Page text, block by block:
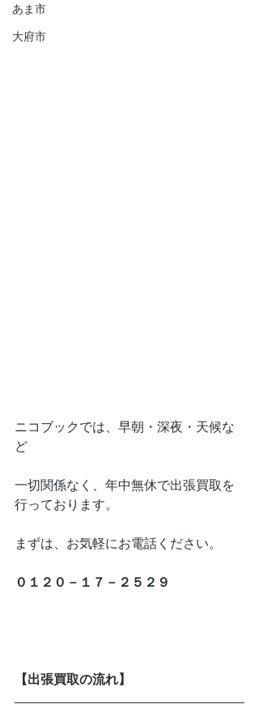
あま市
大府市
ニコブックでは、早朝・深夜・天候な
ど
一切関係なく、年中無休で出張買取を
行っております。
まずは、お気軽にお電話ください。
０１２０－１７－２５２９
【出張買取の流れ】